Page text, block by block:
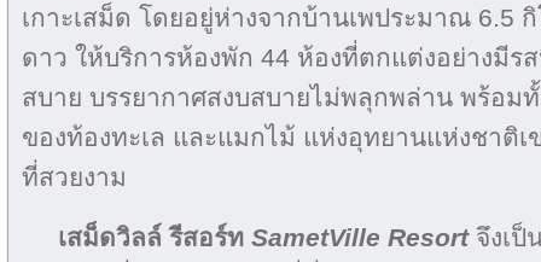
เกาะเสม็ด โดยอยู่ห่างจากบ้านเพประมาณ 6.5
ดาว ให้บริการห้องพัก 44 ห้องที่ตกแต่งอย่างมีร
สบาย บรรยากาศสงบสบายไม่พลุกพล่าน พร้อม
ของท้องทะเล และแมกไม้ แห่งอุทยานแห่งชาติ
ที่สวยงาม
เสม็ดวิลล์ รีสอร์ท SametVille Resort จึงเ